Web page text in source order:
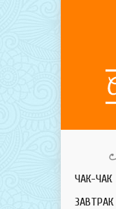
ЧАК-ЧАК
ЗАВТРАК